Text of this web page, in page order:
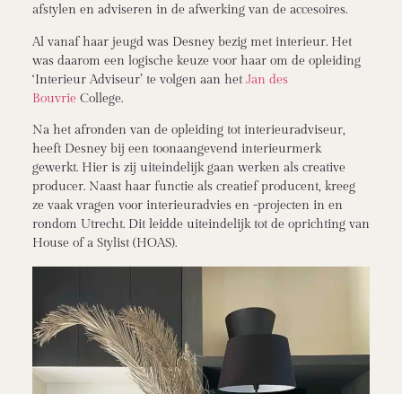
afstylen en adviseren in de afwerking van de accesoires.
Al vanaf haar jeugd was Desney bezig met interieur. Het
was daarom een logische keuze voor haar om de opleiding
‘Interieur Adviseur’ te volgen aan het Jan des
BouvrieCollege.
Na het afronden van de opleiding tot interieuradviseur,
heeft Desney bij een toonaangevend interieurmerk
gewerkt. Hier is zij uiteindelijk gaan werken als creative
producer. Naast haar functie als creatief producent, kreeg
ze vaak vragen voor interieuradvies en -projecten in en
rondom Utrecht. Dit leidde uiteindelijk tot de oprichting van
House of a Stylist (HOAS).